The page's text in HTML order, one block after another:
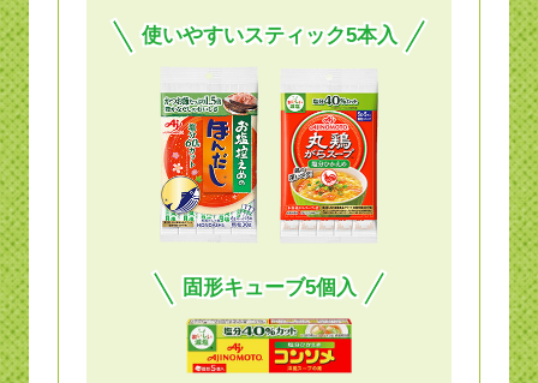
使いやすいスティック5本入
固形キューブ5個入